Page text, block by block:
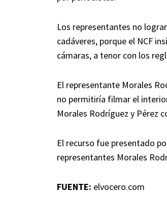
Los representantes no
cadáveres, porque el NCF
cámaras, a tenor con los
El representante Morales
no permitiría filmar el
Morales Rodríguez y Pérez
El recurso fue presentado
representantes Morales
FUENTE: elvocero.com